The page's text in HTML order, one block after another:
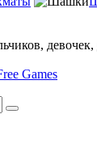
Games